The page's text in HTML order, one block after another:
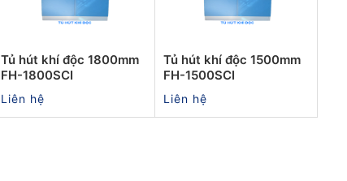
Tủ hút khí độc 1800mm
FH-1800SCI
Liên hệ
Tủ hút khí độc 1500mm
FH-1500SCI
Liên hệ